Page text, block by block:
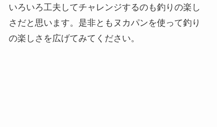
いろいろ工夫してチャレンジするのも釣りの楽し
さだと思います。是非ともヌカパンを使って釣り
の楽しさを広げてみてください。